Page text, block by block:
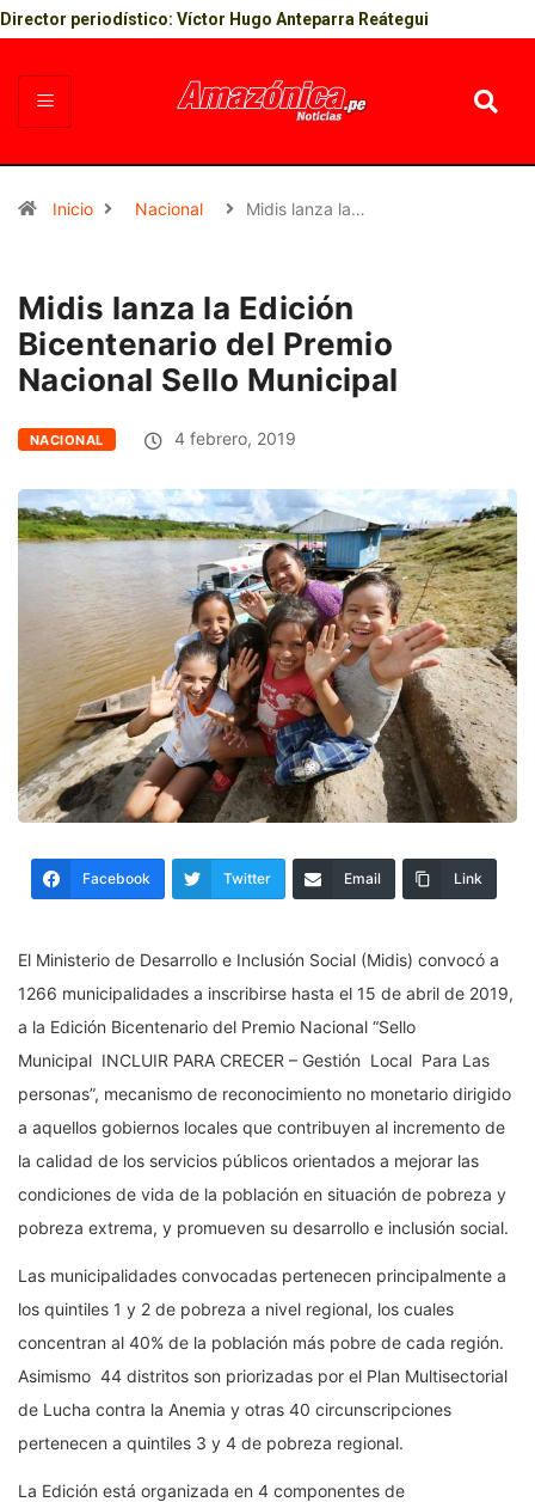
Director periodístico: Víctor Hugo Anteparra Reátegui
Inicio Nacional Midis lanza la…
Midis lanza la Edición
Bicentenario del Premio
Nacional Sello Municipal
NACIONAL 4 febrero, 2019
Facebook Twitter Email Link
El Ministerio de Desarrollo e Inclusión Social (Midis) convocó a
1266 municipalidades a inscribirse hasta el 15 de abril de 2019,
a la Edición Bicentenario del Premio Nacional “Sello
Municipal INCLUIR PARA CRECER – Gestión Local Para Las
personas”, mecanismo de reconocimiento no monetario dirigido
a aquellos gobiernos locales que contribuyen al incremento de
la calidad de los servicios públicos orientados a mejorar las
condiciones de vida de la población en situación de pobreza y
pobreza extrema, y promueven su desarrollo e inclusión social.
Las municipalidades convocadas pertenecen principalmente a
los quintiles 1 y 2 de pobreza a nivel regional, los cuales
concentran al 40% de la población más pobre de cada región.
Asimismo 44 distritos son priorizadas por el Plan Multisectorial
de Lucha contra la Anemia y otras 40 circunscripciones
pertenecen a quintiles 3 y 4 de pobreza regional.
La Edición está organizada en 4 componentes de